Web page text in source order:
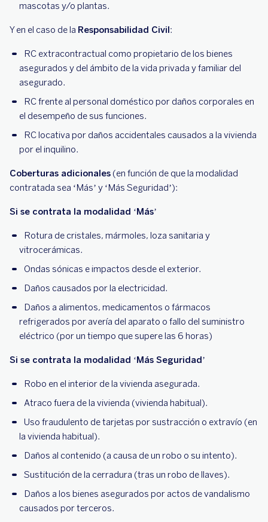
mascotas y/o plantas.
Y en el caso de la Responsabilidad Civil:
RC extracontractual como propietario de los bienes
asegurados y del ámbito de la vida privada y familiar del
asegurado.
RC frente al personal doméstico por daños corporales en
el desempeño de sus funciones.
RC locativa por daños accidentales causados a la vivienda
por el inquilino.
Coberturas adicionales (en función de que la modalidad
contratada sea ‘Más’ y ‘Más Seguridad’):
Si se contrata la modalidad ‘Más’
Rotura de cristales, mármoles, loza sanitaria y
vitrocerámicas.
Ondas sónicas e impactos desde el exterior.
Daños causados por la electricidad.
Daños a alimentos, medicamentos o fármacos
refrigerados por avería del aparato o fallo del suministro
eléctrico (por un tiempo que supere las 6 horas)
Si se contrata la modalidad ‘Más Seguridad’
Robo en el interior de la vivienda asegurada.
Atraco fuera de la vivienda (vivienda habitual).
Uso fraudulento de tarjetas por sustracción o extravío (en
la vivienda habitual).
Daños al contenido (a causa de un robo o su intento).
Sustitución de la cerradura (tras un robo de llaves).
Daños a los bienes asegurados por actos de vandalismo
causados por terceros.